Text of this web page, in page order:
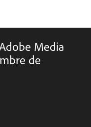
Media
de